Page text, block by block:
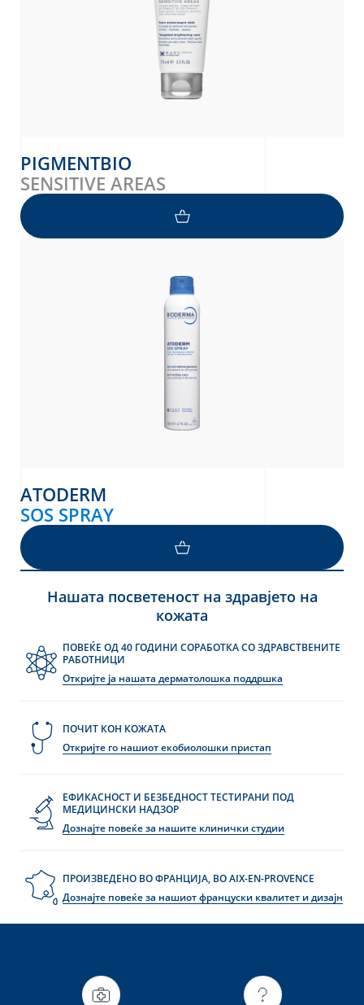
PIGMENTBIO
SENSITIVE AREAS
ATODERM
SOS SPRAY
Нашата посветеност на здравјето на
кожата
ПОВЕЌЕ ОД 40 ГОДИНИ СОРАБОТКА СО ЗДРАВСТВЕНИТЕ
РАБОТНИЦИ
Откријте ја нашата дерматолошка поддршка
ПОЧИТ КОН КОЖАТА
Откријте го нашиот екобиолошки пристап
ЕФИКАСНОСТ И БЕЗБЕДНОСТ ТЕСТИРАНИ ПОД
МЕДИЦИНСКИ НАДЗОР
Дознајте повеќе за нашите клинички студии
ПРОИЗВЕДЕНО ВО ФРАНЦИЈА, ВО AIX-EN-PROVENCE
Дознајте повеќе за нашиот француски квалитет и дизајн